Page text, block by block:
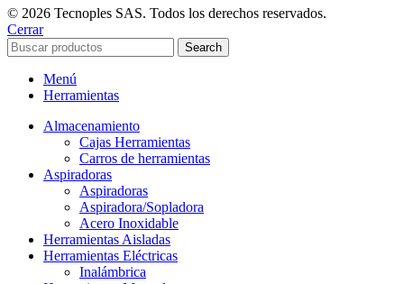
© 2026 Tecnoples SAS. Todos los derechos reservados.
Cerrar
Search
Menú
Herramientas
Almacenamiento
Cajas Herramientas
Carros de herramientas
Aspiradoras
Aspiradoras
Aspiradora/Sopladora
Acero Inoxidable
Herramientas Aisladas
Herramientas Eléctricas
Inalámbrica